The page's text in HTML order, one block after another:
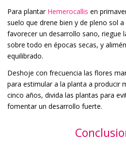
Para plantar Hemerocallis en
suelo que drene bien y de pleno sol
favorecer un desarrollo sano, riegue
sobre todo en épocas secas, y
equilibrado.
Deshoje con frecuencia las flores
para estimular a la planta a producir
cinco años, divida las plantas para
fomentar un desarrollo fuerte.